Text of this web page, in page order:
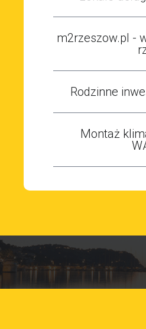
m2rzeszow.pl -
Rodzinne
Montaż